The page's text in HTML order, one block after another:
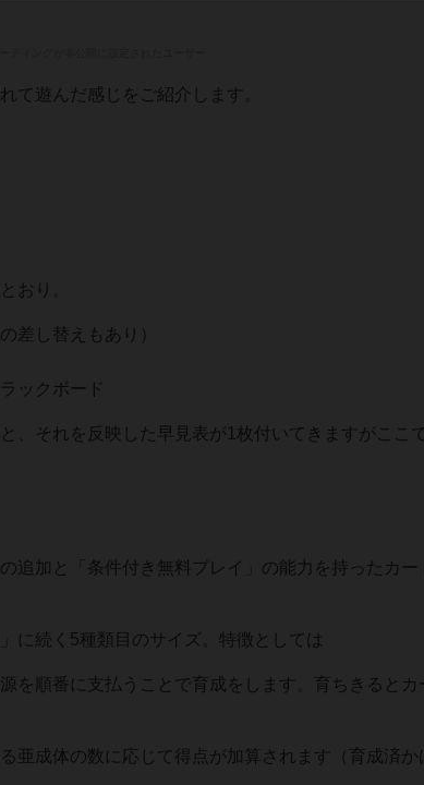
て遊んだ感じをご紹介します。
おり。
差し替えもあり）
ックボード
それを反映した早見表が1枚付いてきますがここで
追加と「条件付き無料プレイ」の能力を持ったカー
に続く5種類目のサイズ。特徴としては
を順番に支払うことで育成をします。育ちきるとカ
亜成体の数に応じて得点が加算されます（育成済か